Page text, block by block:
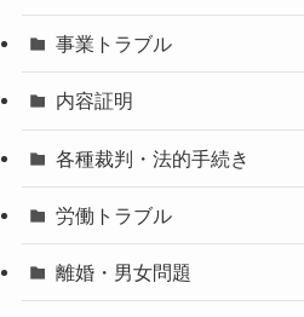
事業トラブル
内容証明
各種裁判・法的手続き
労働トラブル
離婚・男女問題